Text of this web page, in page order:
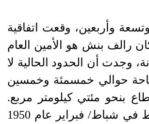
وتسعة وأربعين، وقعت اتفاقية
رالف بنش هو الأمين العام
وجدت أن الحدود الحالية لا
مساحة حوالي خمسمئة وخمسين
بنحو مئتي كيلومتر مربع.
لماذا؟ اكتشفنا أنه بعد سنة من توقيع هذه الاتفاقية بالضبط في شباط/ فبراير عام 1950